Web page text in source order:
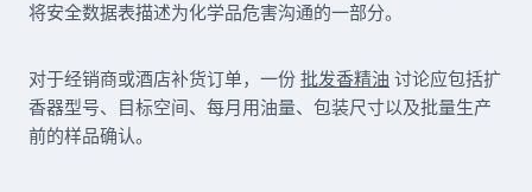
将安全数据表描述为化学品危害沟通的一部分。
对于经销商或酒店补货订单，一份 批发香精油 讨论应包括扩
香器型号、目标空间、每月用油量、包装尺寸以及批量生产
前的样品确认。